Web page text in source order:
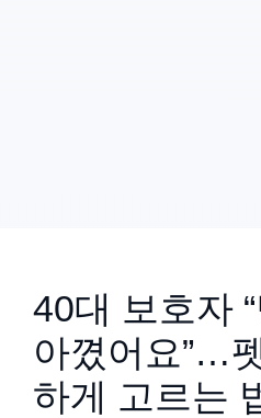
40대 보호자
아꼈어요”…
하게 고르는